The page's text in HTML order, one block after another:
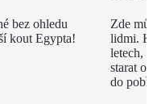
bez ohledu
kout Egypta!
Zde
lidmi. K
letech,
starat o
do